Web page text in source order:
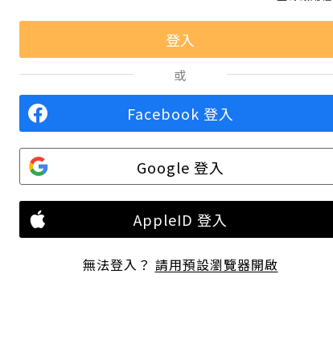
或
Facebook 登入
Google 登入
AppleID 登入
無法登入？ 請用預設瀏覽器開啟